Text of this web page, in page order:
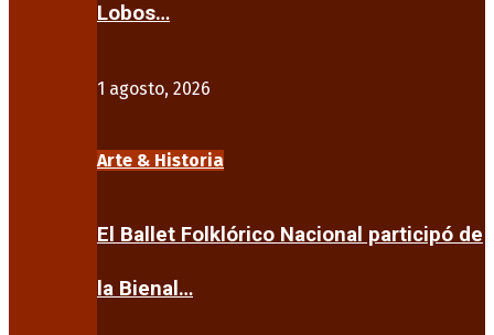
Lobos…
1 agosto, 2026
Arte & Historia
El Ballet Folklórico Nacional participó de
la Bienal…